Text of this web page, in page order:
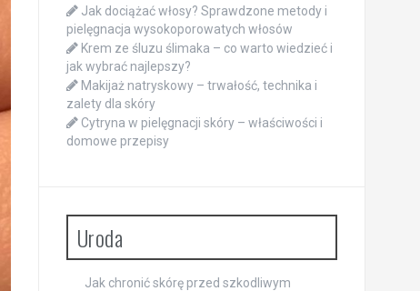
Jak dociążać włosy? Sprawdzone metody i
pielęgnacja wysokoporowatych włosów
Krem ze śluzu ślimaka – co warto wiedzieć i
jak wybrać najlepszy?
Makijaż natryskowy – trwałość, technika i
zalety dla skóry
Cytryna w pielęgnacji skóry – właściwości i
domowe przepisy
Uroda
Jak chronić skórę przed szkodliwym